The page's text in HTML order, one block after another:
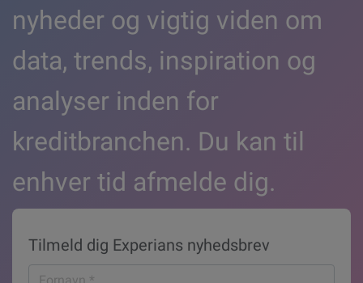
nyheder og vigtig viden om
data, trends, inspiration og
analyser inden for
kreditbranchen. Du kan til
enhver tid afmelde dig.
Tilmeld dig Experians nyhedsbrev
Fornavn